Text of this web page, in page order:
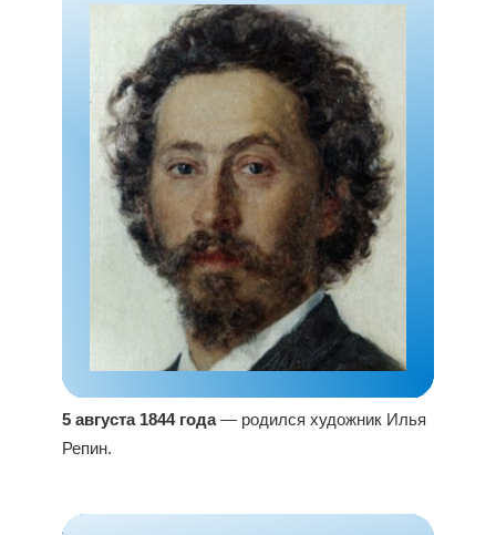
5 августа 1844 года— родился художник Илья
Репин.